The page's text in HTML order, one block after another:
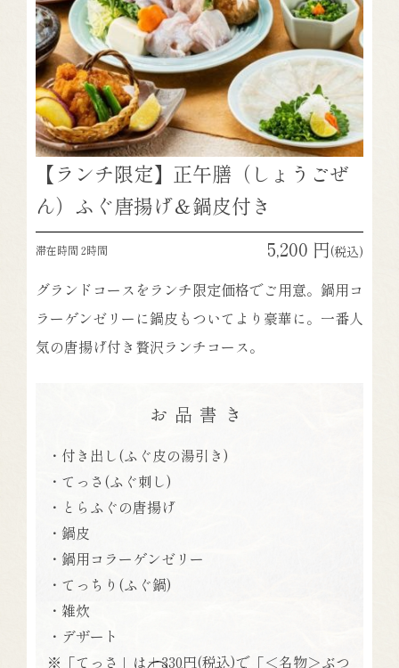
お勧めいたします
【株主優待券ご利用について】
株主優待券はご利用いただけません。
【ランチ限定】正午膳（しょうごぜ
ん）ふぐ唐揚げ＆鍋皮付き
滞在時間 2時間 5,200 円(税込)
グランドコースをランチ限定価格でご用意。鍋用コ
ラーゲンゼリーに鍋皮もついてより豪華に。一番人
気の唐揚げ付き贅沢ランチコース。
お品書き
・付き出し(ふぐ皮の湯引き)
・てっさ(ふぐ刺し)
・とらふぐの唐揚げ
・鍋皮
・鍋用コラーゲンゼリー
・てっちり(ふぐ鍋)
・雑炊
・デザート
※「てっさ」は＋330円(税込)で「＜名物＞ぶつ